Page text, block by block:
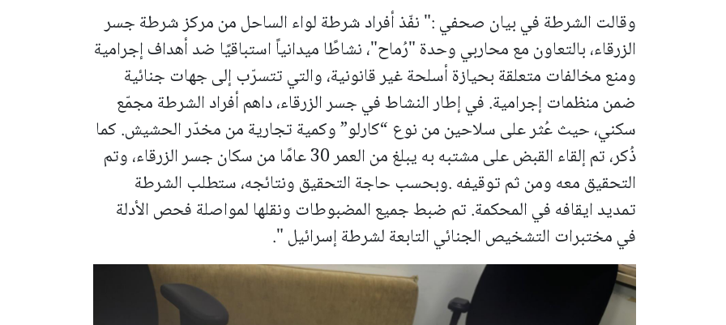
وقالت الشرطة في بيان صحفي :" نفّذ أفراد شرطة لواء الساحل من مركز شرطة جسر
الزرقاء، بالتعاون مع محاربي وحدة "رُماح"، نشاطًا ميدانياً استباقيًا ضد أهداف إجرامية
ومنع مخالفات متعلقة بحيازة أسلحة غير قانونية، والتي تتسرّب إلى جهات جنائية
ضمن منظمات إجرامية.في إطار النشاط في جسر الزرقاء، داهم أفراد الشرطة مجمّع
سكني، حيث عُثر على سلاحين من نوع “كارلو” وكمية تجارية من مخدّر الحشيش.كما
ذُكر، تم إلقاء القبض على مشتبه به يبلغ من العمر 30 عامًا من سكان جسر الزرقاء، وتم
التحقيق معه ومن ثم توقيفه .وبحسب حاجة التحقيق ونتائجه، ستطلب الشرطة
تمديد ايقافه في المحكمة.تم ضبط جميع المضبوطات ونقلها لمواصلة فحص الأدلة
في مختبرات التشخيص الجنائي التابعة لشرطة إسرائيل ".